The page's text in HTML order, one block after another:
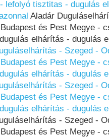
lefolyó tisztitas - dugulás
Aladár
és Pest Megye -
elhárítás - dugulás
- Szeged -
és Pest Megye -
elhárítás - dugulás
- Szeged -
és Pest Megye -
elhárítás - dugulás
- Szeged -
és Pest Megye -